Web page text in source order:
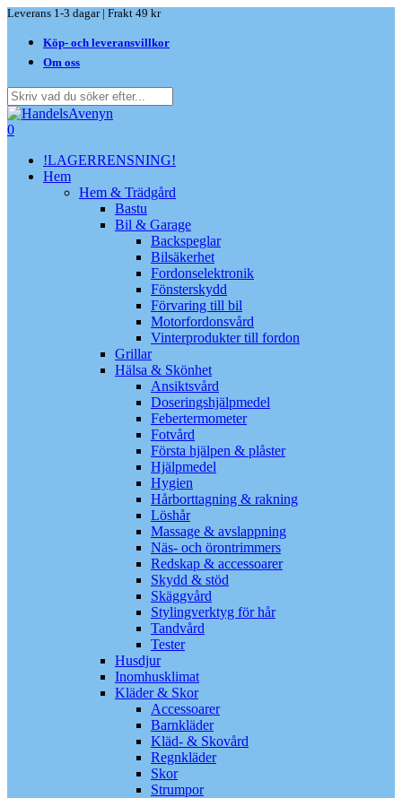
Skip
main
content
Leverans 1-3 dagar | Frakt 49 kr
Köp- och leveransvillkor
Om oss
Close
Search
search
0
!LAGERRENSNING!
Hem
Hem & Trädgård
Bastu
Bil & Garage
Backspeglar
Bilsäkerhet
Fordonselektronik
Fönsterskydd
Förvaring till bil
Motorfordonsvård
Vinterprodukter till fordon
Grillar
Hälsa & Skönhet
Ansiktsvård
Doseringshjälpmedel
Febertermometer
Fotvård
Första hjälpen & plåster
Hjälpmedel
Hygien
Hårborttagning & rakning
Löshår
Massage & avslappning
Näs- och örontrimmers
Redskap & accessoarer
Skydd & stöd
Skäggvård
Stylingverktyg för hår
Tandvård
Tester
Husdjur
Inomhusklimat
Kläder & Skor
Accessoarer
Barnkläder
Kläd- & Skovård
Regnkläder
Skor
Strumpor